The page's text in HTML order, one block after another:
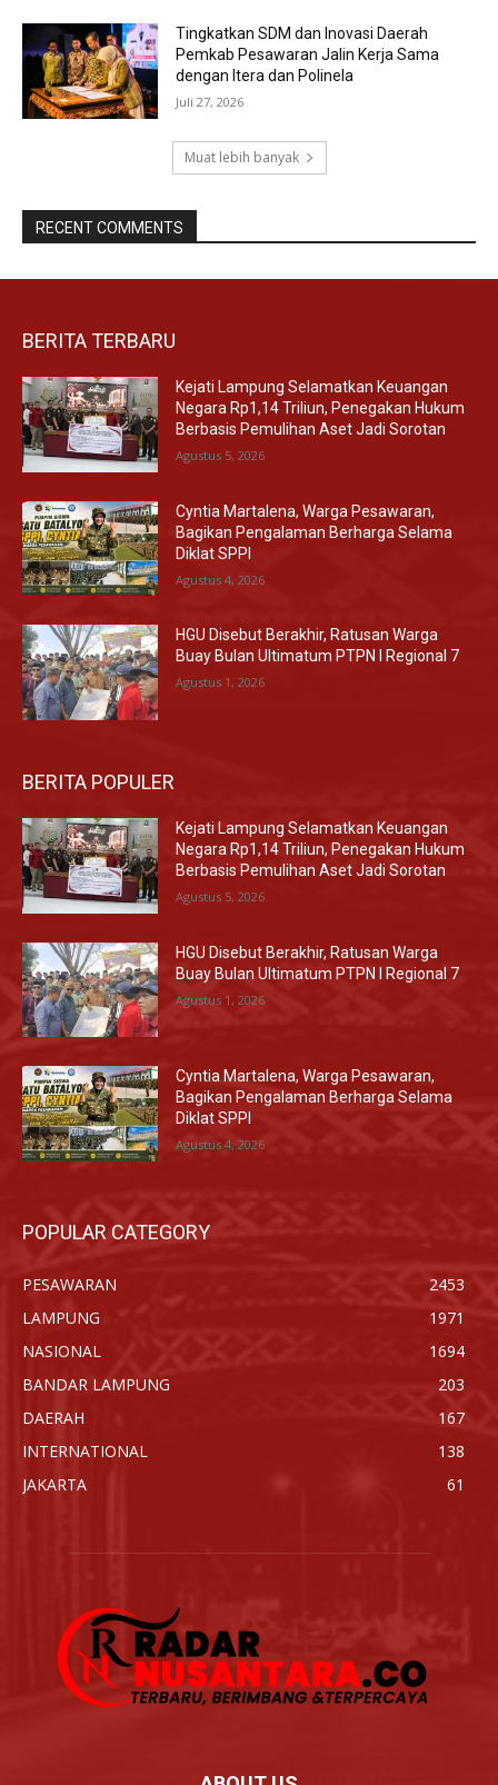
Tingkatkan SDM dan Inovasi Daerah
Pemkab Pesawaran Jalin Kerja Sama
dengan Itera dan Polinela
Juli 27, 2026
Muat lebih banyak
RECENT COMMENTS
BERITA TERBARU
Kejati Lampung Selamatkan Keuangan
Negara Rp1,14 Triliun, Penegakan Hukum
Berbasis Pemulihan Aset Jadi Sorotan
Agustus 5, 2026
Cyntia Martalena, Warga Pesawaran,
Bagikan Pengalaman Berharga Selama
Diklat SPPI
Agustus 4, 2026
HGU Disebut Berakhir, Ratusan Warga
Buay Bulan Ultimatum PTPN I Regional 7
Agustus 1, 2026
BERITA POPULER
Kejati Lampung Selamatkan Keuangan
Negara Rp1,14 Triliun, Penegakan Hukum
Berbasis Pemulihan Aset Jadi Sorotan
Agustus 5, 2026
HGU Disebut Berakhir, Ratusan Warga
Buay Bulan Ultimatum PTPN I Regional 7
Agustus 1, 2026
Cyntia Martalena, Warga Pesawaran,
Bagikan Pengalaman Berharga Selama
Diklat SPPI
Agustus 4, 2026
POPULAR CATEGORY
PESAWARAN
2453
LAMPUNG
1971
NASIONAL
1694
BANDAR LAMPUNG
203
DAERAH
167
INTERNATIONAL
138
JAKARTA
61